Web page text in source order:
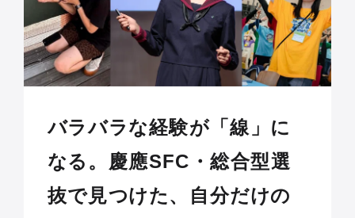
バラバラな経験が「線」に
なる。慶應SFC・総合型選
抜で見つけた、自分だけの